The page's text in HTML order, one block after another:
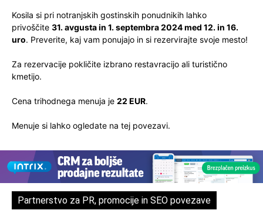
Kosila si pri notranjskih gostinskih ponudnikih lahko
privoščite 31. avgusta in 1. septembra 2024 med 12. in 16.
uro. Preverite, kaj vam ponujajo in si rezervirajte svoje mesto!
Za rezervacije pokličite izbrano restavracijo ali turistično
kmetijo.
Cena trihodnega menuja je 22 EUR.
Menuje si lahko ogledate na tej povezavi.
Partnerstvo za PR, promocije in SEO povezave